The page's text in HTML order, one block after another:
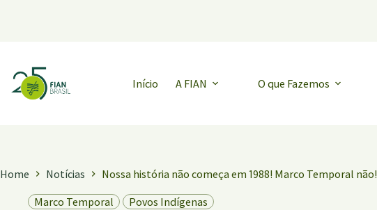
Início A FIAN O que Fazemos
Home Notícias
Nossa história não começa em 1988! Marco Temporal não!
Marco Temporal
Povos Indígenas